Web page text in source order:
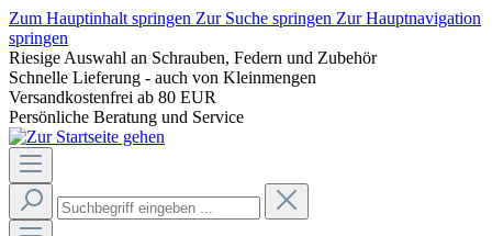
Zum Hauptinhalt springen Zur Suche springen Zur Hauptnavigation
springen
Riesige Auswahl an Schrauben, Federn und Zubehör
Schnelle Lieferung - auch von Kleinmengen
Versandkostenfrei ab 80 EUR
Persönliche Beratung und Service